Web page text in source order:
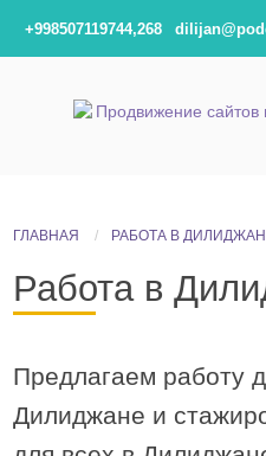
+998507119744,268
ГЛАВНАЯ РАБОТА В
Работа в
Предлагаем работу
Дилиджане и